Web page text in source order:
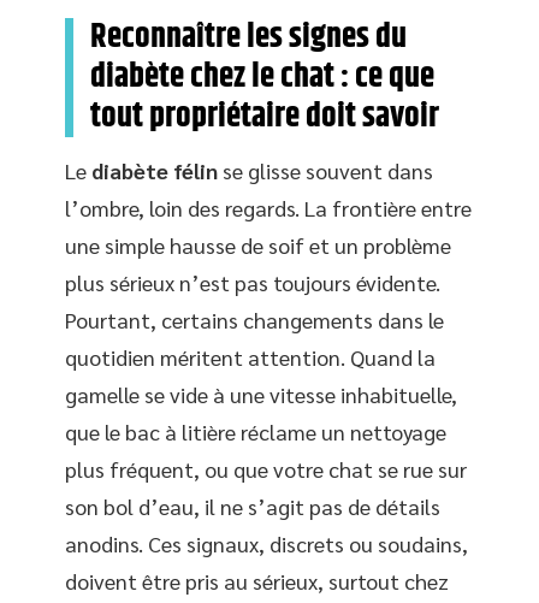
Reconnaître les signes du
diabète chez le chat : ce que
tout propriétaire doit savoir
Le diabète félin se glisse souvent dans
l’ombre, loin des regards. La frontière entre
une simple hausse de soif et un problème
plus sérieux n’est pas toujours évidente.
Pourtant, certains changements dans le
quotidien méritent attention. Quand la
gamelle se vide à une vitesse inhabituelle,
que le bac à litière réclame un nettoyage
plus fréquent, ou que votre chat se rue sur
son bol d’eau, il ne s’agit pas de détails
anodins. Ces signaux, discrets ou soudains,
doivent être pris au sérieux, surtout chez